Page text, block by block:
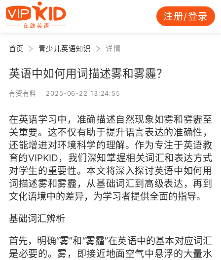
注册/登录
首页 青少儿英语知识 详情
英语中如何用词描述雾和雾霾？
有资有料 2025-06-22 13:24:55
在英语学习中，准确描述自然现象如雾和雾霾至
关重要。这不仅有助于提升语言表达的准确性，
还能增进对环境科学的理解。作为专注于英语教
育的VIPKID，我们深知掌握相关词汇和表达方式
对学生的重要性。本文将深入探讨英语中如何用
词描述雾和雾霾，从基础词汇到高级表达，再到
文化语境中的差异，为学习者提供全面的指导。
基础词汇辨析
首先，明确“雾”和“雾霾”在英语中的基本对应词汇
是必要的。雾，即接近地面空气中悬浮的大量水